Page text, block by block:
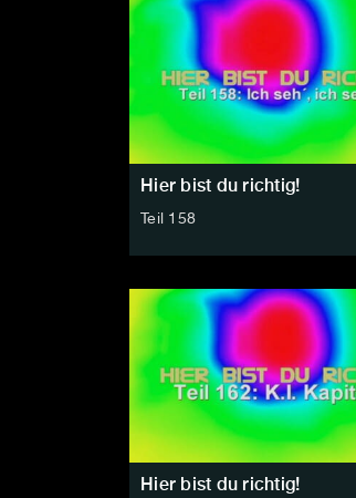
Hier bist du richtig!
Teil 158
Hier bist du richtig!